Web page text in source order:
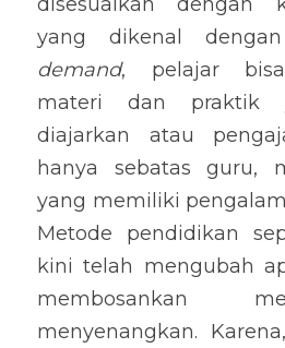
yang dikenal
demand, pelajar bisa
materi dan praktik
diajarkan atau
hanya sebatas guru,
yang memiliki
Metode pendidikan
kini telah mengubah
membosankan
menyenangkan.